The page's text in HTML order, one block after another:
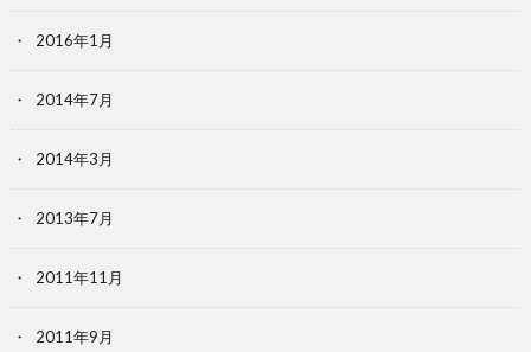
2016年1月
2014年7月
2014年3月
2013年7月
2011年11月
2011年9月